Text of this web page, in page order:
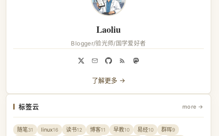
Laoliu
Blogger/验光师/国学爱好者
了解更多 →
标签云 more →
随笔31 linux16 读书12 博客11 早教10 易经10 群晖9